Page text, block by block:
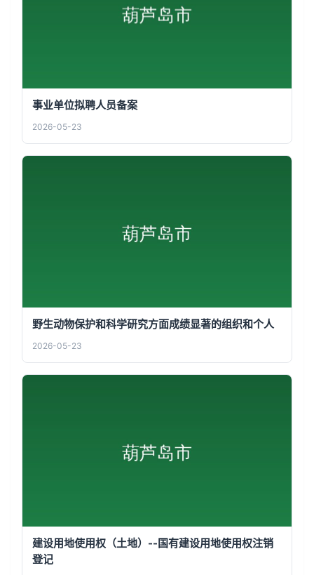
事业单位拟聘人员备案
2026-05-23
野生动物保护和科学研究方面成绩显著的组织和个人
2026-05-23
建设用地使用权（土地）--国有建设用地使用权注销
登记